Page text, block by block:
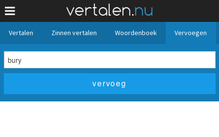
Vertalen Zinnen vertalen Woordenboek Vervoegen